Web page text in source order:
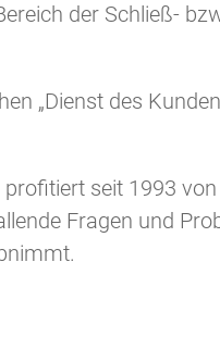
der Schließ-
„Dienst des
seit 1993
Fragen und